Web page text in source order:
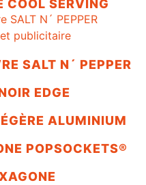
COOL SERVING
SALT N´ PEPPER
EDGE
ALUMINIUM
POPSOCKETS®